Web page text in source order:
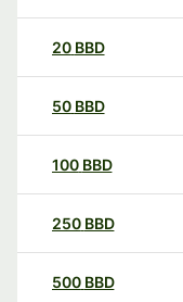
20 BBD
50 BBD
100 BBD
250 BBD
500 BBD